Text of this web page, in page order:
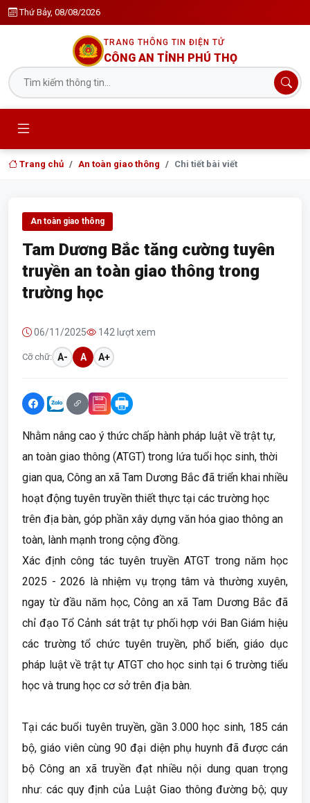
Thứ Bảy, 08/08/2026
TRANG THÔNG TIN ĐIỆN TỬ
CÔNG AN TỈNH PHÚ THỌ
Trang chủ An toàn giao thông Chi tiết bài viết
An toàn giao thông
Tam Dương Bắc tăng cường tuyên
truyền an toàn giao thông trong
trường học
06/11/2025 142 lượt xem
Cỡ chữ: A- A A+
Nhằm nâng cao ý thức chấp hành pháp luật về trật tự,
an toàn giao thông (ATGT) trong lứa tuổi học sinh, thời
gian qua, Công an xã Tam Dương Bắc đã triển khai nhiều
hoạt động tuyên truyền thiết thực tại các trường học
trên địa bàn, góp phần xây dựng văn hóa giao thông an
toàn, lành mạnh trong cộng đồng.
Xác định công tác tuyên truyền ATGT trong năm học
2025 - 2026 là nhiệm vụ trọng tâm và thường xuyên,
ngay từ đầu năm học, Công an xã Tam Dương Bắc đã
chỉ đạo Tổ Cảnh sát trật tự phối hợp với Ban Giám hiệu
các trường tổ chức tuyên truyền, phổ biến, giáo dục
pháp luật về trật tự ATGT cho học sinh tại 6 trường tiểu
học và trung học cơ sở trên địa bàn.
Tại các buổi tuyên truyền, gần 3.000 học sinh, 185 cán
bộ, giáo viên cùng 90 đại diện phụ huynh đã được cán
bộ Công an xã truyền đạt nhiều nội dung quan trọng
như: các quy định của Luật Giao thông đường bộ; quy